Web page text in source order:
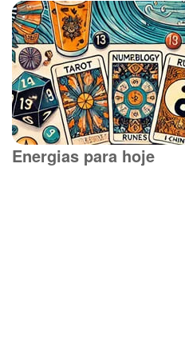
Energias para hoje